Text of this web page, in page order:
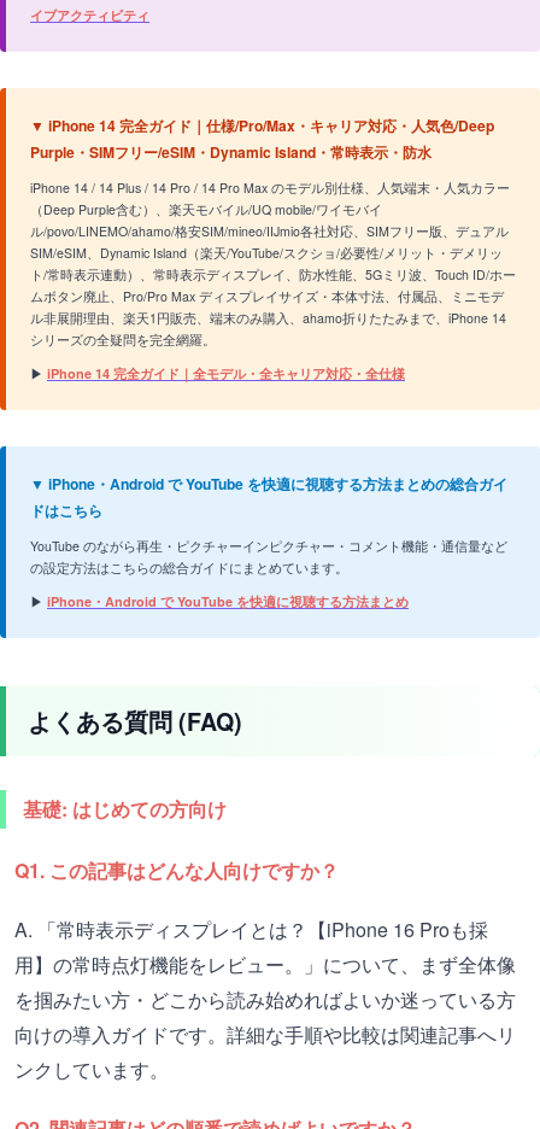
イブアクティビティ
▼ iPhone 14 完全ガイド｜仕様/Pro/Max・キャリア対応・人気色/Deep
Purple・SIMフリー/eSIM・Dynamic Island・常時表示・防水
iPhone 14 / 14 Plus / 14 Pro / 14 Pro Max のモデル別仕様、人気端末・人気カラー
（Deep Purple含む）、楽天モバイル/UQ mobile/ワイモバイ
ル/povo/LINEMO/ahamo/格安SIM/mineo/IIJmio各社対応、SIMフリー版、デュアル
SIM/eSIM、Dynamic Island（楽天/YouTube/スクショ/必要性/メリット・デメリッ
ト/常時表示連動）、常時表示ディスプレイ、防水性能、5Gミリ波、Touch ID/ホー
ムボタン廃止、Pro/Pro Max ディスプレイサイズ・本体寸法、付属品、ミニモデ
ル非展開理由、楽天1円販売、端末のみ購入、ahamo折りたたみまで、iPhone 14
シリーズの全疑問を完全網羅。
▶ iPhone 14 完全ガイド｜全モデル・全キャリア対応・全仕様
▼ iPhone・Android で YouTube を快適に視聴する方法まとめの総合ガイ
ドはこちら
YouTube のながら再生・ピクチャーインピクチャー・コメント機能・通信量など
の設定方法はこちらの総合ガイドにまとめています。
▶ iPhone・Android で YouTube を快適に視聴する方法まとめ
よくある質問 (FAQ)
基礎: はじめての方向け
Q1. この記事はどんな人向けですか？
A. 「常時表示ディスプレイとは？【iPhone 16 Proも採
用】の常時点灯機能をレビュー。」について、まず全体像
を掴みたい方・どこから読み始めればよいか迷っている方
向けの導入ガイドです。詳細な手順や比較は関連記事へリ
ンクしています。